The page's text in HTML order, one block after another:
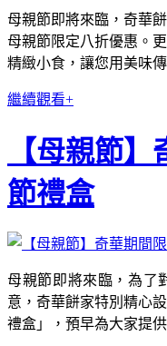
母親節即將來臨，奇華
母親節限定八折優惠。
精緻小食，讓您用美味
繼續觀看+
【母親節
節禮盒
母親節即將來臨，為了
意，奇華餅家特別精心
禮盒」，預早為大家提